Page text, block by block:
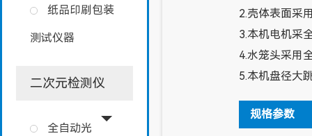
纸品印刷包装
测试仪器
二次元检测仪
全自动光
2.壳体表面采
3.本机电机采
4.水笼头采用
5.本机盘径大
规格参数